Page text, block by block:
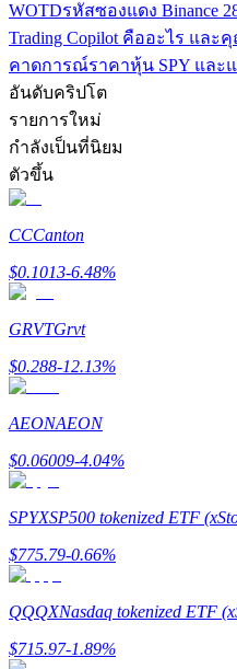
พาวเวอร์พิกกี้
การปักหลัก
WOTDรหัสซองแดง Binance
Trading Copilot คืออะไร แล
คาดการณ์ราคาหุ้น SPY และ
อันดับคริปโต
รายการใหม่
กำลังเป็นที่นิยม
ตัวขึ้น
CCCanton
$0.1013-6.48%
GRVTGrvt
$0.288-12.13%
AEONAEON
$0.06009-4.04%
SPYXSP500 tokenized ETF
$775.79-0.66%
QQQXNasdaq tokenized ETF
$715.97-1.89%